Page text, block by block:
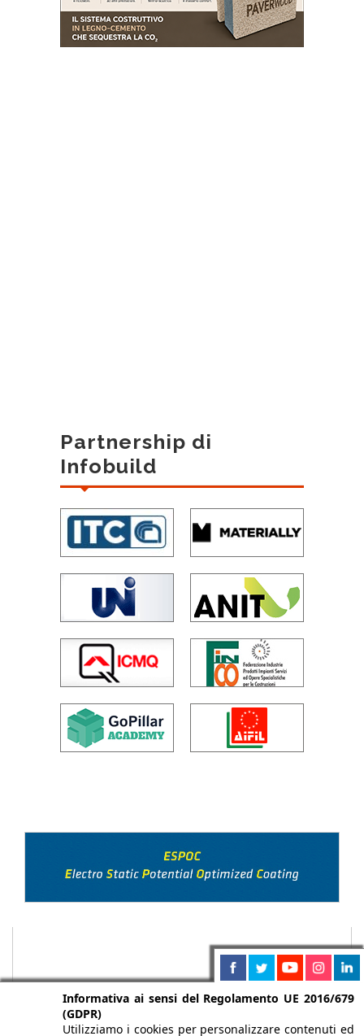
Partnership di
Infobuild
Informativa ai sensi del Regolamento UE 2016/679
(GDPR)
Utilizziamo i cookies per personalizzare contenuti ed